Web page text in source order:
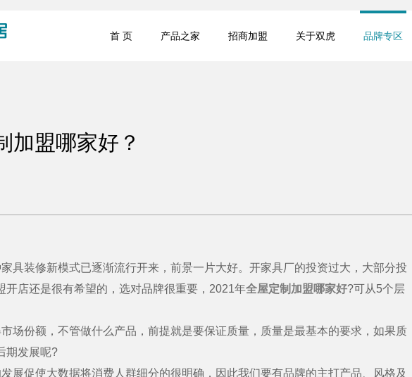
首 页 产品之家 招商加盟 关于双虎 品牌专区
加盟哪家好？
装修新模式已逐渐流行开来，前景一片大好。开家具厂的投资过大，大部分投
开店还是很有希望的，选对品牌很重要，2021年全屋定制加盟哪家好?可从5个层
份额，不管做什么产品，前提就是要保证质量，质量是最基本的要求，如果质
期发展呢?
促使大数据将消费人群细分的很明确，因此我们要有品牌的主打产品、风格及